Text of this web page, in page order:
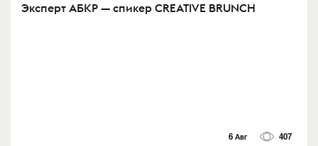
Эксперт АБКР — спикер CREATIVE BRUNCH
6 Авг 407